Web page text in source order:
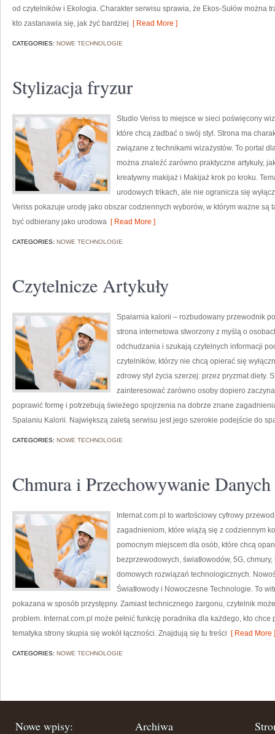
od czytelników i Ekologia. Charakter serwisu sprawia, że Ekos-Sułów można
kto zastanawia się, jak żyć bardziej [ Read More ]
CATEGORIES: NOWE TECHNOLOGIE
Stylizacja fryzur
Studio Veriss to miejsce w sieci poświęcony
które chcą zadbać o swój styl. Strona ma
związane z technikami wizażystów. To portal
można znaleźć zarówno praktyczne artykuły,
kreatywny makijaż i Makijaż krok po kroku.
urodowych trikach, ale nie ogranicza się
Veriss pokazuje urodę jako obszar codziennych wyborów, w którym ważne są
być odbierany jako urodowa [ Read More ]
CATEGORIES: NOWE TECHNOLOGIE
Czytelnicze Artykuły
Spalarnia kalorii – rozbudowany przewodnik
strona internetowa stworzony z myślą o
odchudzania i szukają czytelnych informacji
czytelników, którzy nie chcą opierać się
zdrowy styl życia szerzej: przez pryzmat diety.
zainteresować zarówno osoby dopiero
poprawić formę i potrzebują świeżego spojrzenia na dobrze znane
Spalaniu Kalorii. Największą zaletą serwisu jest jego szerokie podejście do
CATEGORIES: NOWE TECHNOLOGIE
Chmura i Przechowywanie Danych
Internat.com.pl to wartościowy cyfrowy
zagadnieniom, które wiążą się z codziennym
pomocnym miejscem dla osób, które chcą
bezprzewodowych, światłowodów, 5G,
domowych rozwiązań technologicznych.
Światłowody i Nowoczesne Technologie. To
pokazana w sposób przystępny. Zamiast technicznego żargonu, czytelnik
problem. Internat.com.pl może pełnić funkcję poradnika dla każdego, kto chce
tematyka strony skupia się wokół łączności. Znajdują się tu treści [ Read More ]
CATEGORIES: NOWE TECHNOLOGIE
Nowe wpisy: Archiwa